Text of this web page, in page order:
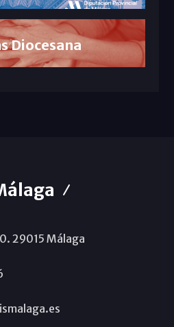
Diocesana
29015 Málaga